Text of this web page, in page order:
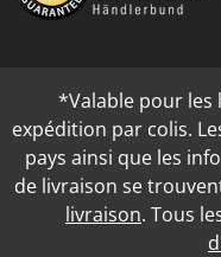
*Valable pour les
expédition par colis.
pays ainsi que les
de livraison se
livraison. Tous